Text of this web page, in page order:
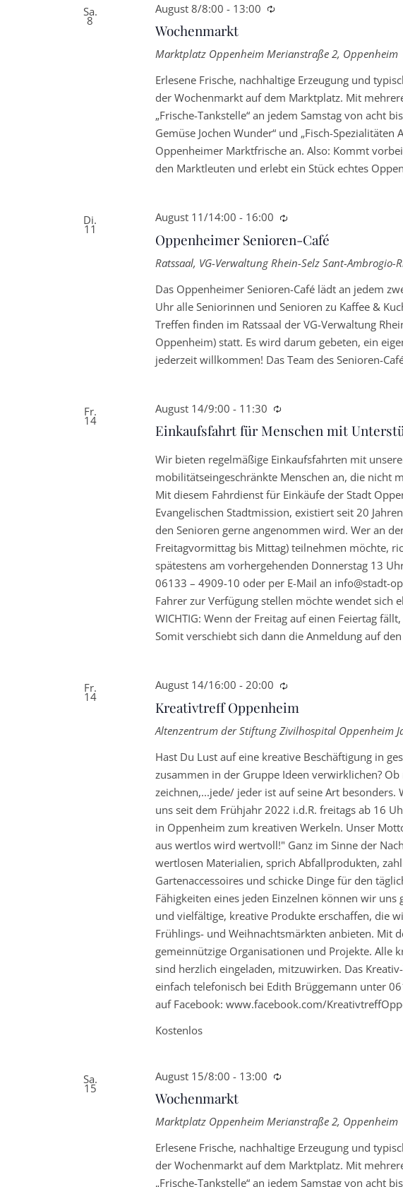
Sa.
8
Wochenmarkt
August 8/8:00 - 13:00 Wiederkehrende
Marktplatz Oppenheim Merianstraße 2, Oppenheim
Erlesene Frische, nachhaltige Erzeugung und
der Wochenmarkt auf dem Marktplatz. Mit
„Frische-Tankstelle“ an jedem Samstag von acht
Gemüse Jochen Wunder“ und „Fisch-Spezialitäten
Oppenheimer Marktfrische an. Also: Kommt
den Marktleuten und erlebt ein Stück echtes
Di.
11
Oppenheimer Senioren-Café
August 11/14:00 - 16:00 Wiederkehrende
Ratssaal, VG-Verwaltung Rhein-Selz Sant-Ambrogio-
Das Oppenheimer Senioren-Café lädt an jedem
Uhr alle Seniorinnen und Senioren zu Kaffee &
Treffen finden im Ratssaal der VG-Verwaltung
Oppenheim) statt. Es wird darum gebeten, ein
jederzeit willkommen! Das Team des Senioren-
Fr.
14
Einkaufsfahrt für Menschen mit
August 14/9:00 - 11:30 Wiederkehrende
Wir bieten regelmäßige Einkaufsfahrten mit
mobilitätseingeschränkte Menschen an, die nicht
Mit diesem Fahrdienst für Einkäufe der Stadt
Evangelischen Stadtmission, existiert seit 20
den Senioren gerne angenommen wird. Wer an
Freitagvormittag bis Mittag) teilnehmen möchte,
spätestens am vorhergehenden Donnerstag 13
06133 – 4909-10 oder per E-Mail an info@stadt-
Fahrer zur Verfügung stellen möchte wendet sich
WICHTIG: Wenn der Freitag auf einen Feiertag
Somit verschiebt sich dann die Anmeldung auf
Fr.
14
Kreativtreff Oppenheim
August 14/16:00 - 20:00 Wiederkehrende
Altenzentrum der Stiftung Zivilhospital Oppenheim
Hast Du Lust auf eine kreative Beschäftigung in
zusammen in der Gruppe Ideen verwirklichen?
zeichnen,...jede/ jeder ist auf seine Art
uns seit dem Frühjahr 2022 i.d.R. freitags ab 16
in Oppenheim zum kreativen Werkeln. Unser
aus wertlos wird wertvoll!" Ganz im Sinne der
wertlosen Materialien, sprich Abfallprodukten,
Gartenaccessoires und schicke Dinge für den
Fähigkeiten eines jeden Einzelnen können wir
und vielfältige, kreative Produkte erschaffen, die
Frühlings- und Weihnachtsmärkten anbieten. Mit
gemeinnützige Organisationen und Projekte. Alle
sind herzlich eingeladen, mitzuwirken. Das
einfach telefonisch bei Edith Brüggemann unter
auf Facebook: www.facebook.com/
Kostenlos
Sa.
15
Wochenmarkt
August 15/8:00 - 13:00 Wiederkehrende
Marktplatz Oppenheim Merianstraße 2, Oppenheim
Erlesene Frische, nachhaltige Erzeugung und
der Wochenmarkt auf dem Marktplatz. Mit
„Frische-Tankstelle“ an jedem Samstag von acht